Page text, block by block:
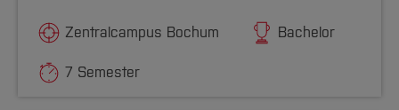
Zentralcampus Bochum Bachelor
7 Semester